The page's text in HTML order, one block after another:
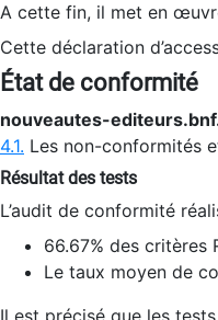
A cette fin, il met en
Cette déclaration
État de conformité
nouveautes-
4.1. Les non-conformités
Résultat des tests
L’audit de conformité
66.67% des critères
Le taux moyen de
Il est précisé que les